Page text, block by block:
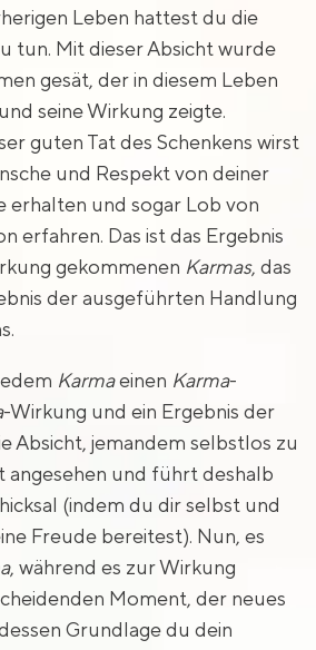
Leben hattest du die
tun. Mit dieser Absicht wurde
gesät, der in diesem Leben
seine Wirkung zeigte.
guten Tat des Schenkens wirst
und Respekt von deiner
erhalten und sogar Lob von
erfahren. Das ist das Ergebnis
gekommenen Karmas, das
der ausgeführten Handlung
Karmaeinen Karma-
-Wirkung und ein Ergebnis der
Absicht, jemandem selbstlos zu
angesehen und führt deshalb
(indem du dir selbst und
Freude bereitest). Nun, es
, während es zur Wirkung
Moment, der neues
Grundlage du dein